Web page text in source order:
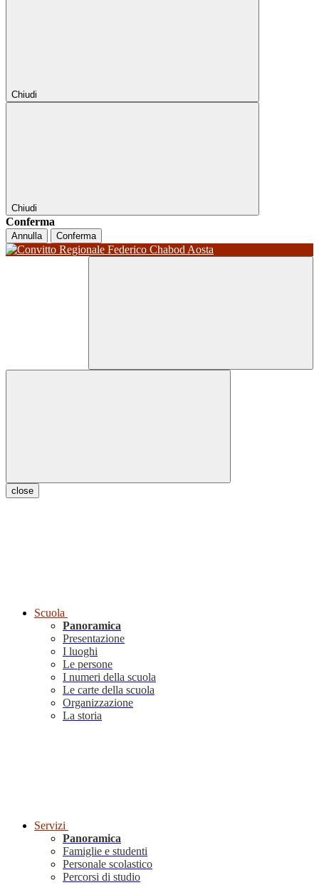
Chiudi
Chiudi
Conferma
Annulla Conferma
close
Scuola
Panoramica
Presentazione
I luoghi
Le persone
I numeri della scuola
Le carte della scuola
Organizzazione
La storia
Servizi
Panoramica
Famiglie e studenti
Personale scolastico
Percorsi di studio